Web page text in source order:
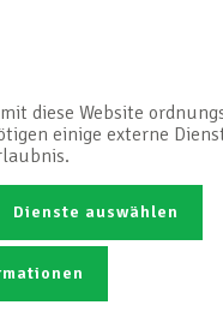
diese Website
einige externe
Dienste auswählen